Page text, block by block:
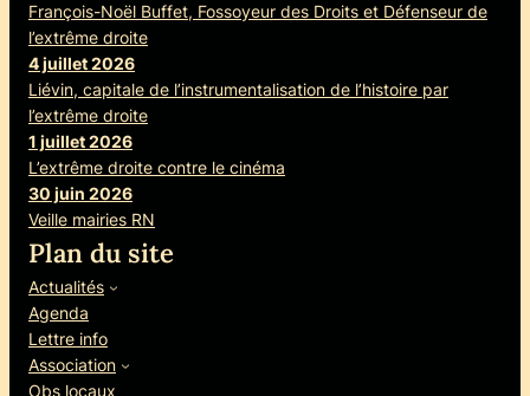
François-Noël Buffet, Fossoyeur des Droits et Défenseur de
l’extrême droite
4 juillet 2026
Liévin, capitale de l’instrumentalisation de l’histoire par
l’extrême droite
1 juillet 2026
L’extrême droite contre le cinéma
30 juin 2026
Veille mairies RN
Plan du site
Actualités
Agenda
Lettre info
Association
Obs locaux